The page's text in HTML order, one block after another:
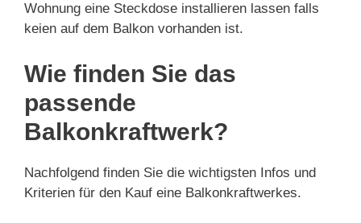
Wohnung eine Steckdose installieren lassen falls
keien auf dem Balkon vorhanden ist.
Wie finden Sie das
passende
Balkonkraftwerk?
Nachfolgend finden Sie die wichtigsten Infos und
Kriterien für den Kauf eine Balkonkraftwerkes.